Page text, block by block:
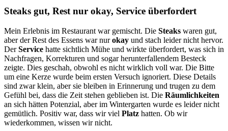
Steaks gut, Rest nur okay, Service überfordert
Mein Erlebnis im Restaurant war gemischt. Die Steaks waren gut,
aber der Rest des Essens war nurokay und stach leider nicht hervor.
DerService hatte sichtlich Mühe und wirkte überfordert, was sich in
Nachfragen, Korrekturen und sogar herunterfallendem Besteck
zeigte. Dies geschah, obwohl es nicht wirklich voll war. Die Bitte
um eine Kerze wurde beim ersten Versuch ignoriert. Diese Details
sind zwar klein, aber sie bleiben in Erinnerung und trugen zu dem
Gefühl bei, dass die Zeit stehen geblieben ist. Die Räumlichkeiten
an sich hätten Potenzial, aber im Wintergarten wurde es leider nicht
gemütlich. Positiv war, dass wir viel Platz hatten. Ob wir
wiederkommen, wissen wir nicht.